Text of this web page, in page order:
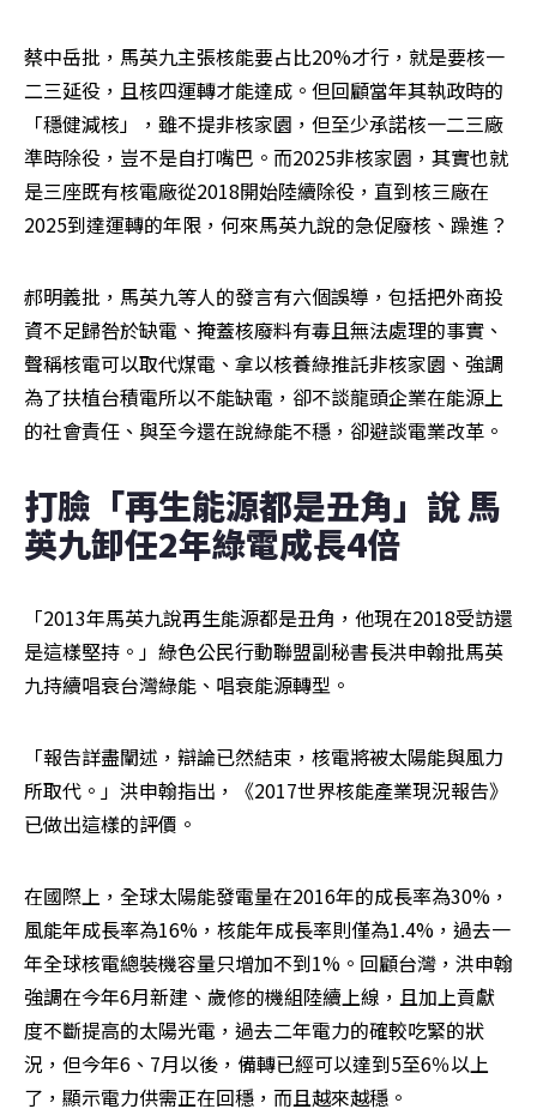
蔡中岳批，馬英九主張核能要占比20%才行，就是要核一
二三延役，且核四運轉才能達成。但回顧當年其執政時的
「穩健減核」，雖不提非核家園，但至少承諾核一二三廠
準時除役，豈不是自打嘴巴。而2025非核家園，其實也就
是三座既有核電廠從2018開始陸續除役，直到核三廠在
2025到達運轉的年限，何來馬英九說的急促廢核、躁進？
郝明義批，馬英九等人的發言有六個誤導，包括把外商投
資不足歸咎於缺電、掩蓋核廢料有毒且無法處理的事實、
聲稱核電可以取代煤電、拿以核養綠推託非核家園、強調
為了扶植台積電所以不能缺電，卻不談龍頭企業在能源上
的社會責任、與至今還在說綠能不穩，卻避談電業改革。
打臉「再生能源都是丑角」說 馬
英九卸任2年綠電成長4倍
「2013年馬英九說再生能源都是丑角，他現在2018受訪還
是這樣堅持。」綠色公民行動聯盟副秘書長洪申翰批馬英
九持續唱衰台灣綠能、唱衰能源轉型。
「報告詳盡闡述，辯論已然結束，核電將被太陽能與風力
所取代。」洪申翰指出，《2017世界核能產業現況報告》
已做出這樣的評價。
在國際上，全球太陽能發電量在2016年的成長率為30%，
風能年成長率為16%，核能年成長率則僅為1.4%，過去一
年全球核電總裝機容量只增加不到1%。回顧台灣，洪申翰
強調在今年6月新建、歲修的機組陸續上線，且加上貢獻
度不斷提高的太陽光電，過去二年電力的確較吃緊的狀
況，但今年6、7月以後，備轉已經可以達到5至6％以上
了，顯示電力供需正在回穩，而且越來越穩。